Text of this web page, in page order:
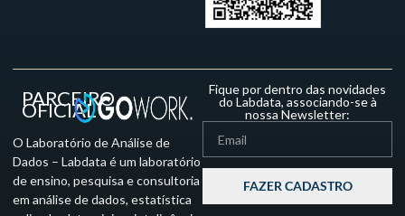
PARCEIRO
OFICIAL
O Laboratório de Análise de
Dados – Labdata é um laboratório
de ensino, pesquisa e consultoria
em análise de dados, estatística
Fique por dentro das novidades
do Labdata, associando-se à
nossa Newsletter:
FAZER CADASTRO